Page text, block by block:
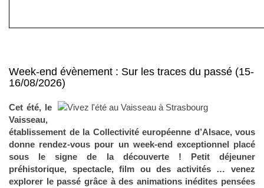
Week-end évènement : Sur les traces du passé (15-
16/08/2026)
Cet été, le
Vaisseau,
établissement de la Collectivité européenne d’Alsace, vous
donne rendez-vous pour un week-end exceptionnel placé
sous le signe de la découverte ! Petit déjeuner
préhistorique, spectacle, film ou des activités … venez
explorer le passé grâce à des animations inédites pensées